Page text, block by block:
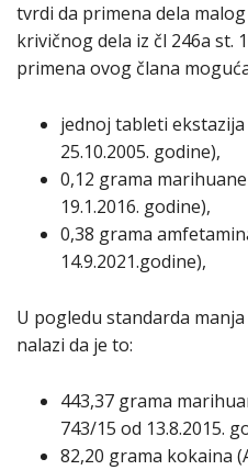
tvrdi da primena dela
krivičnog dela iz čl 246a st.
primena ovog člana
jednoj tableti ekstazija
25.10.2005. godine),
0,12 grama
19.1.2016. godine),
0,38 grama
14.9.2021.godine),
U pogledu standarda
nalazi da je to:
443,37 grama
743/15 od 13.8.2015.
82,20 grama kokaina